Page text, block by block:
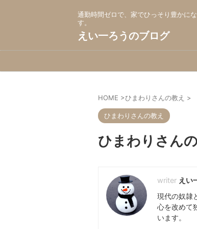
通勤時間ゼロで、家でひっそり豊かに
す。
えい一ろうのブログ
HOME >ひまわりさんの教え >
ひまわりさんの教え
ひまわりさん
えい
現代の奴隷
心を改めて
います。